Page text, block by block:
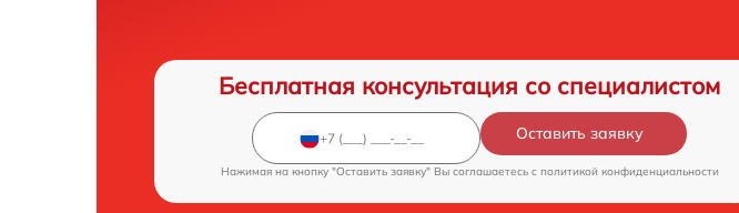
Бесплатная консультация со специалистом
Оставить заявку
Нажимая на кнопку "Оставить заявку" Вы соглашаетесь c политикой конфиденциальности